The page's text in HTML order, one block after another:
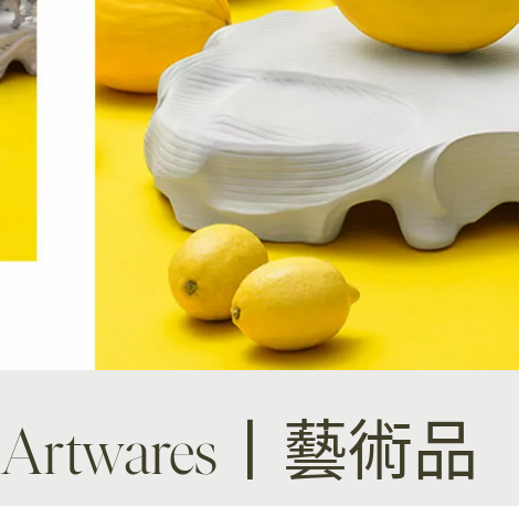
Artwares丨藝術品